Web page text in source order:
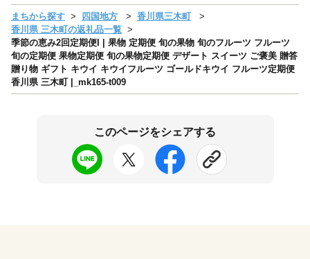
まちから探す 四国地方
香川県三木町
香川県 三木町の返礼品一覧
季節の恵み2回定期便I | 果物 定期便 旬の果物 旬のフルーツ フルーツ
旬の定期便 果物定期便 旬の果物定期便 デザート スイーツ ご褒美 贈答
贈り物 ギフト キウイ キウイフルーツ ゴールドキウイ フルーツ定期便
香川県 三木町 |_mk165-t009
このページをシェアする